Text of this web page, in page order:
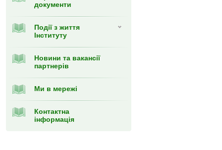
документи
Події з життя
Інституту
Новини та вакансії
партнерів
Ми в мережі
Контактна
інформація